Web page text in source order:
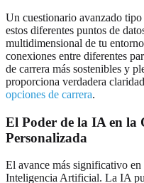
Un cuestionario avanzado
estos diferentes puntos de
multidimensional de tu
conexiones entre diferentes
de carrera más sostenibles y
proporciona verdadera
opciones de carrera.
El Poder de la IA en la
Personalizada
El avance más significativo
Inteligencia Artificial. La IA